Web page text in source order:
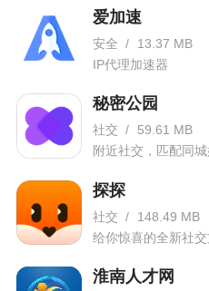
帐号密码，对于新用户更方
2.兼容性更新，多处
3.更新了依赖的淘宝官
1.从百宝袋跳转后,
便捷.
2.淘宝订单结算后, 返
------------------------------
爱加速
安全 /
13.37 MB
IP代理加速器
秘密公园
社交 /
59.61 MB
附近社交，匹配同城
探探
社交 /
148.49 MB
给你惊喜的全新社
淮南人才网